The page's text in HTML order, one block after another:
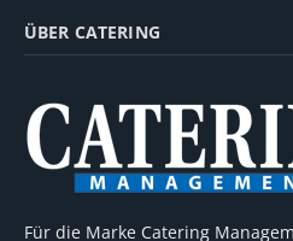
ÜBER CATERING
Für die Marke Catering